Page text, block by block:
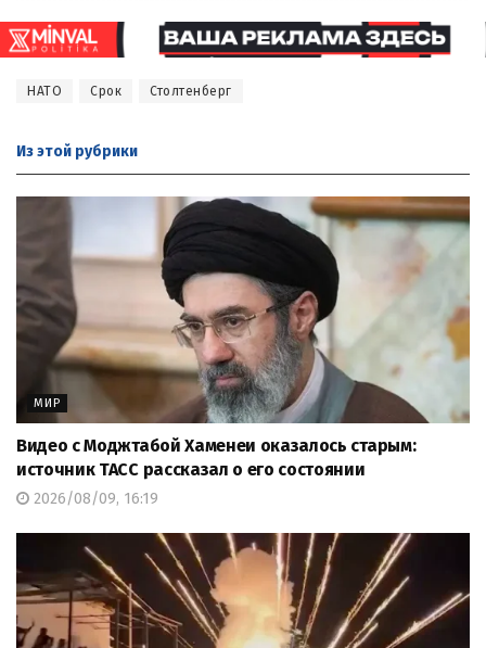
НАТО Срок Столтенберг
Из этой рубрики
МИР
Видео с Моджтабой Хаменеи оказалось старым:
источник ТАСС рассказал о его состоянии
2026/08/09, 16:19